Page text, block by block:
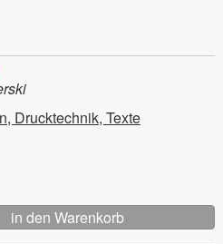
Drucktechnik, Texte